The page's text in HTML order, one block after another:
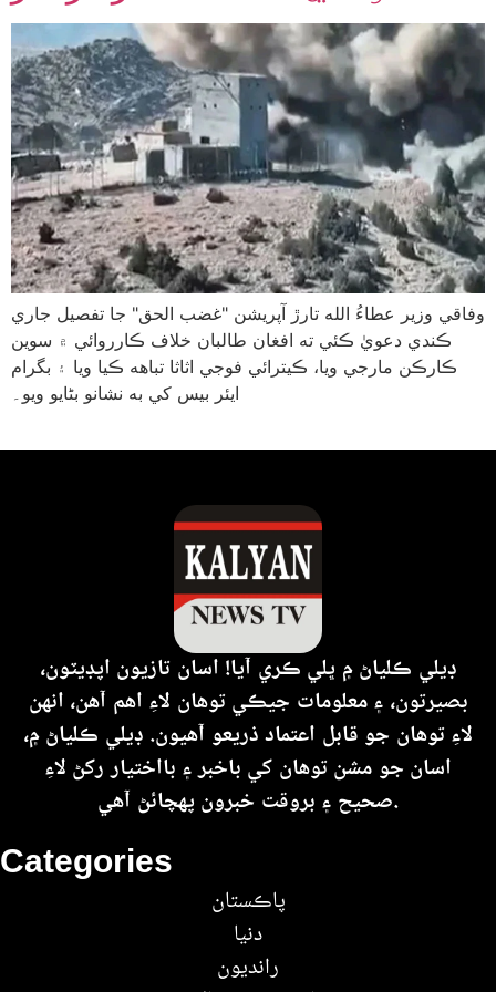
وفاقي وزير عطاءُ الله تارڙ آپريشن "غضب الحق" جا تفصيل جاري
ڪندي دعويٰ ڪئي ته افغان طالبان خلاف ڪارروائي ۾ سوين
ڪارڪن مارجي ويا، ڪيترائي فوجي اثاثا تباهه ڪيا ويا ۽ بگرام
ايئر بيس کي به نشانو بڻايو ويو۔
Categories
پاڪستان
دنيا
رانديون
ڊيلي ڪلياڻ ۾ ڀلي ڪري آيا! اسان تازيون اپڊيٽون،
بصيرتون، ۽ معلومات جيڪي توهان لاءِ اهم آهن، انهن
لاءِ توهان جو قابل اعتماد ذريعو آهيون. ڊيلي ڪلياڻ ۾،
اسان جو مشن توهان کي باخبر ۽ بااختيار رکڻ لاءِ
صحيح ۽ بروقت خبرون پهچائڻ آهي.